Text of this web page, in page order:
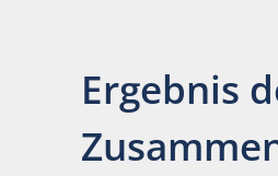
Ergebnis